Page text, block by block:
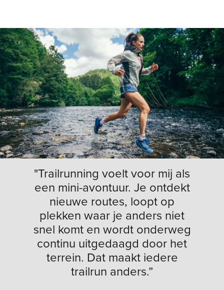
"Trailrunning voelt voor mij als
een mini-avontuur. Je ontdekt
nieuwe routes, loopt op
plekken waar je anders niet
snel komt en wordt onderweg
continu uitgedaagd door het
terrein. Dat maakt iedere
trailrun anders.”